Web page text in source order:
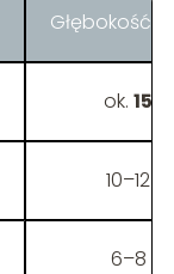
Głębokość
ok. 15
10–12
6–8